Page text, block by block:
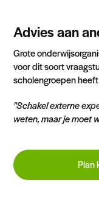
Advies aan
Grote
voor dit soort
scholengroepen
"Schakel externe
weten, maar je moet
Plan